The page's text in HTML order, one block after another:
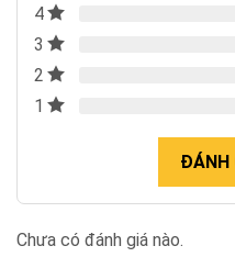
4
3
2
1
ĐÁNH
Chưa có đánh giá nào.